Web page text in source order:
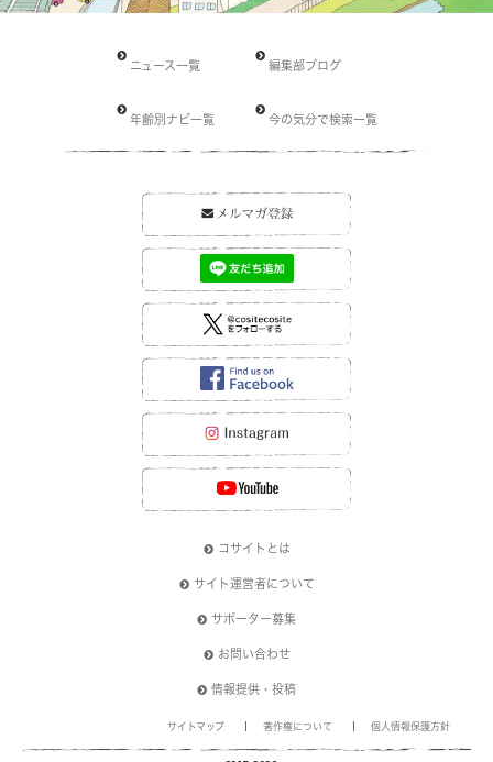
ニュース一覧 編集部ブログ
年齢別ナビ一覧 今の気分で検索一覧
コサイトとは
サイト運営者について
サポーター募集
お問い合わせ
情報提供・投稿
サイトマップ 著作権について 個人情報保護方針